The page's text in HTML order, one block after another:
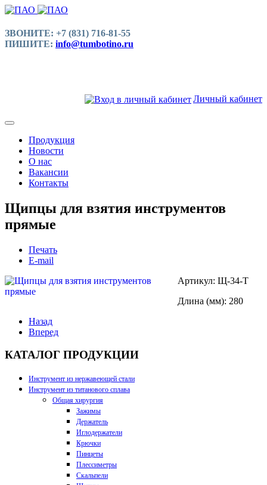
ЗВОНИТЕ: +7 (831) 716-81-55
ПИШИТЕ: info@tumbotino.ru
Личный кабинет
Продукция
Новости
О нас
Вакансии
Контакты
Щипцы для взятия инструментов
прямые
Печать
E-mail
Артикул: Щ-34-Т
Длина (мм): 280
Назад
Вперед
КАТАЛОГ ПРОДУКЦИИ
Инструмент из нержавеющей стали
Инструмент из титанового сплава
Общая хирургия
Зажимы
Держатель
Иглодержатели
Крючки
Пинцеты
Плессиметры
Скальпели